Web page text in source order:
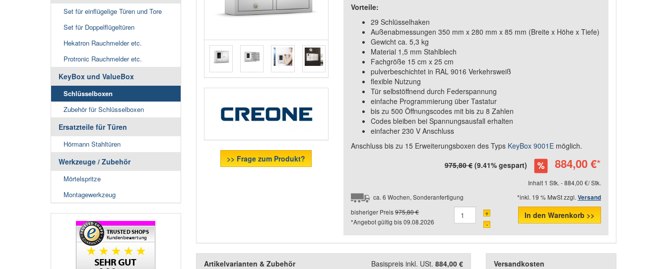
Set für einflügelige Türen und Tore
Set für Doppelflügeltüren
Hekatron Rauchmelder etc.
Protronic Rauchmelder etc.
KeyBox und ValueBox
Schlüsselboxen
Zubehör für Schlüsselboxen
Ersatzteile für Türen
Hörmann Stahltüren
Werkzeuge / Zubehör
Mörtelspritze
Montagewerkzeug
>> Frage zum Produkt?
Vorteile:
29 Schlüsselhaken
Außenabmessungen 350 mm x 280 mm x 85 mm (Breite x Höhe x Tiefe)
Gewicht ca. 5,3 kg
Material 1,5 mm Stahlblech
Fachgröße 15 cm x 25 cm
pulverbeschichtet in RAL 9016 Verkehrsweiß
flexible Nutzung
Tür selbstöffnend durch Federspannung
einfache Programmierung über Tastatur
bis zu 500 Öffnungscodes mit bis zu 8 Zahlen
Codes bleiben bei Spannungsausfall erhalten
einfacher 230 V Anschluss
Anschluss bis zu 15 Erweiterungsboxen des Typs KeyBox 9001E möglich.
975,80 €(9.41% gespart) 884,00 €*
Inhalt 1 Stk. - 884,00 €/ Stk.
ca. 6 Wochen, Sonderanfertigung
*inkl. 19 % MwSt zzgl.Versand
bisheriger Preis975,80 €
*Angebot gültig bis09.08.2026
+
-
In den Warenkorb >>
Artikelvarianten & Zubehör Basispreis inkl. USt.884,00 € Versandkosten